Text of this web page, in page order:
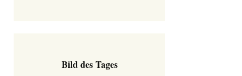
Bild des Tages